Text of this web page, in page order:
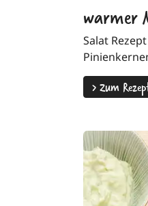
warmer
Salat
>Zum